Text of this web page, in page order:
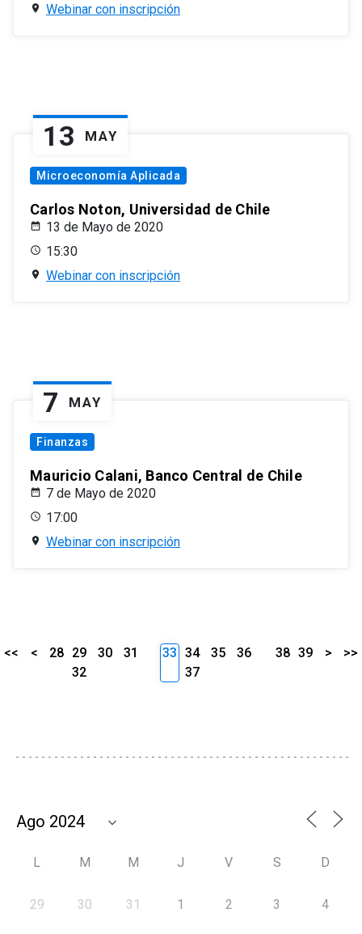
Webinar con inscripción
13 MAY
Microeconomía Aplicada
Carlos Noton, Universidad de Chile
13 de Mayo de 2020
15:30
Webinar con inscripción
7 MAY
Finanzas
Mauricio Calani, Banco Central de Chile
7 de Mayo de 2020
17:00
Webinar con inscripción
<< < 28 29 30
31
32
33 34 35
36
37
38 39 > >>
L M M J V S D
29 30 31 1 2 3 4